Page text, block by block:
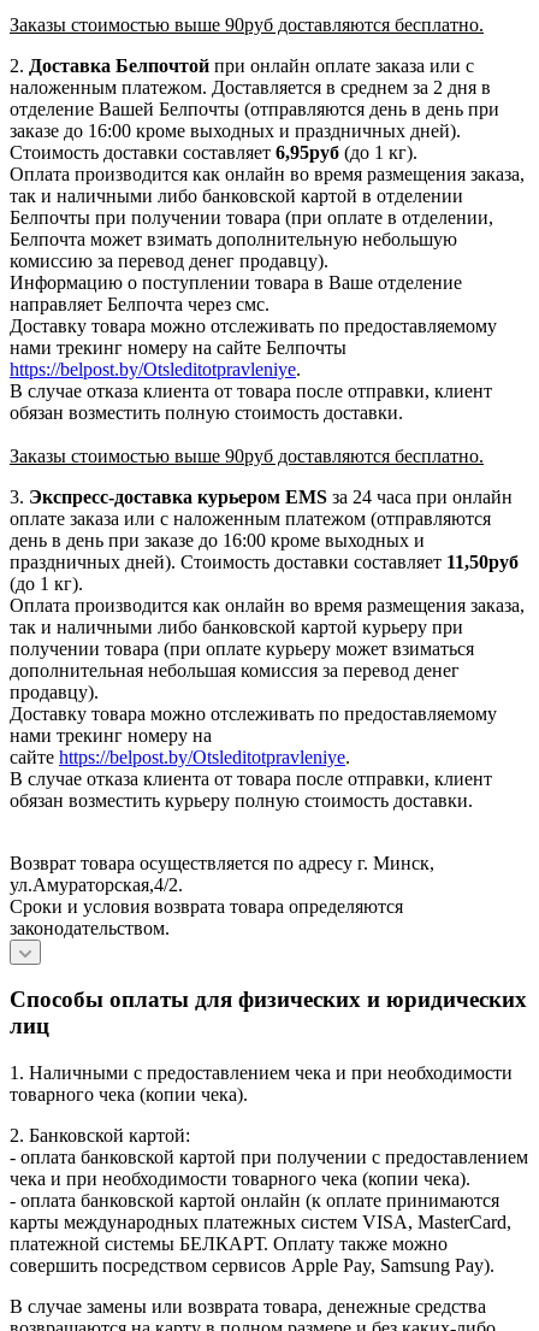
Заказы стоимостью выше 90руб доставляются бесплатно.
2. Доставка Белпочтой при онлайн оплате заказа или с
наложенным платежом. Доставляется в среднем за 2 дня в
отделение Вашей Белпочты (отправляются день в день при
заказе до 16:00 кроме выходных и праздничных дней).
Стоимость доставки составляет 6,95руб (до 1 кг).
Оплата производится как онлайн во время размещения заказа,
так и наличными либо банковской картой в отделении
Белпочты при получении товара (при оплате в отделении,
Белпочта может взимать дополнительную небольшую
комиссию за перевод денег продавцу).
Информацию о поступлении товара в Ваше отделение
направляет Белпочта через смс.
Доставку товара можно отслеживать по предоставляемому
нами трекинг номеру на сайте Белпочты
https://belpost.by/Otsleditotpravleniye.
В случае отказа клиента от товара после отправки, клиент
обязан возместить полную стоимость доставки.
Заказы стоимостью выше 90руб доставляются бесплатно.
3. Экспресс-доставка курьером EMS за 24 часа при онлайн
оплате заказа или с наложенным платежом (отправляются
день в день при заказе до 16:00 кроме выходных и
праздничных дней). Стоимость доставки составляет 11,50руб
(до 1 кг).
Оплата производится как онлайн во время размещения заказа,
так и наличными либо банковской картой курьеру при
получении товара (при оплате курьеру может взиматься
дополнительная небольшая комиссия за перевод денег
продавцу).
Доставку товара можно отслеживать по предоставляемому
нами трекинг номеру на
сайте https://belpost.by/Otsleditotpravleniye.
В случае отказа клиента от товара после отправки, клиент
обязан возместить курьеру полную стоимость доставки.
Возврат товара осуществляется по адресу г. Минск,
ул.Амураторская,4/2.
Сроки и условия возврата товара определяются
законодательством.
Способы оплаты для физических и юридических
лиц
1. Наличными с предоставлением чека и при необходимости
товарного чека (копии чека).
2. Банковской картой:
- оплата банковской картой при получении с предоставлением
чека и при необходимости товарного чека (копии чека).
- оплата банковской картой онлайн (к оплате принимаются
карты международных платежных систем VISA, MasterCard,
платежной системы БЕЛКАРТ. Оплату также можно
совершить посредством сервисов Apple Pay, Samsung Pay).
В случае замены или возврата товара, денежные средства